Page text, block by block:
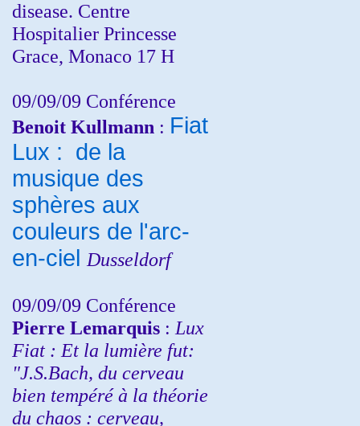
disease. Centre
Hospitalier Princesse
Grace, Monaco 17 H
09/09/09 Conférence
Benoit Kullmann : Fiat
Lux : de la
musique des
sphères aux
couleurs de l'arc-
en-ciel Dusseldorf
09/09/09 Conférence
Pierre Lemarquis : Lux
Fiat : Et la lumière fut:
"J.S.Bach, du cerveau
bien tempéré à la théorie
du chaos : cerveau,